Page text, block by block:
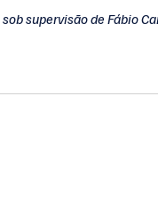
sob supervisão de Fábio